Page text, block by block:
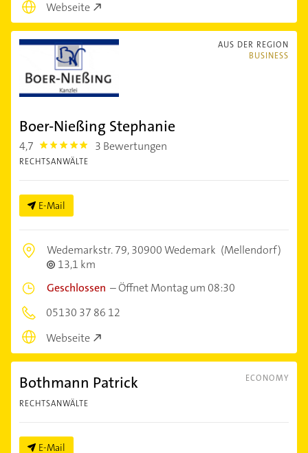
Webseite
AUS DER REGION
BUSINESS
Boer-Nießing Stephanie
4,7 4.7000003 3 Bewertungen
RECHTSANWÄLTE
E-Mail
Wedemarkstr. 79,30900 Wedemark (Mellendorf)
13,1 km
Geschlossen –Öffnet Montag um 08:30
05130 37 86 12
Webseite
ECONOMY
Bothmann Patrick
RECHTSANWÄLTE
E-Mail